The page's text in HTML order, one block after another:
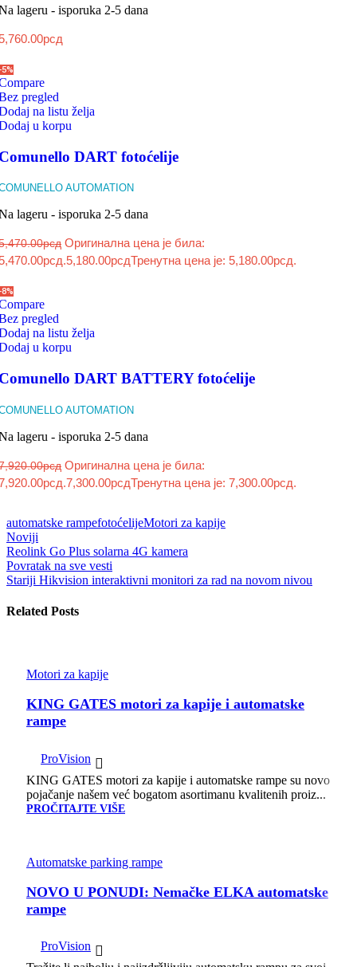
lageru - isporuka 2-5 dana
рсд
pregled
na listu želja
u korpu
DART fotoćelije
AUTOMATION
lageru - isporuka 2-5 dana
рсд Оригинална цена је била:
5,180.00рсдТренутна цена је: 5,180.00рсд.
pregled
na listu želja
u korpu
DART BATTERY fotoćelije
AUTOMATION
lageru - isporuka 2-5 dana
рсд Оригинална цена је била:
7,300.00рсдТренутна цена је: 7,300.00рсд.
automatske rampefotoćelijeMotori za kapije
Noviji
Reolink Go Plus solarna 4G kamera
Povratak na sve vesti
Stariji Hikvision interaktivni monitori za rad na novom nivou
Related Posts
Motori za kapije
KING GATES motori za kapije i automatske
rampe
ProVision
KING GATES motori za kapije i automatske rampe su novo
pojačanje našem već bogatom asortimanu kvalitenih proiz...
PROČITAJTE VIŠE
Automatske parking rampe
NOVO U PONUDI: Nemačke ELKA automatske
rampe
ProVision